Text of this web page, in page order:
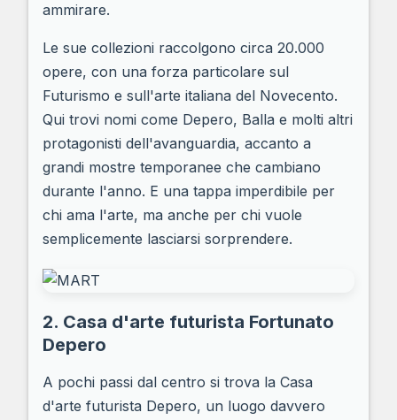
ammirare.
Le sue collezioni raccolgono circa 20.000
opere, con una forza particolare sul
Futurismo e sull'arte italiana del Novecento.
Qui trovi nomi come Depero, Balla e molti altri
protagonisti dell'avanguardia, accanto a
grandi mostre temporanee che cambiano
durante l'anno. E una tappa imperdibile per
chi ama l'arte, ma anche per chi vuole
semplicemente lasciarsi sorprendere.
2. Casa d'arte futurista Fortunato
Depero
A pochi passi dal centro si trova la Casa
d'arte futurista Depero, un luogo davvero